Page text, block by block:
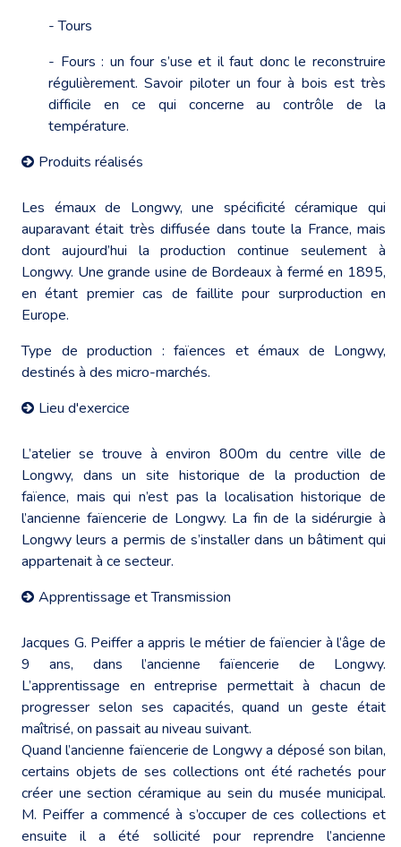
- Tours
- Fours : un four s’use et il faut donc le reconstruire
régulièrement. Savoir piloter un four à bois est très
difficile en ce qui concerne au contrôle de la
température.
Produits réalisés
Les émaux de Longwy, une spécificité céramique qui
auparavant était très diffusée dans toute la France, mais
dont aujourd’hui la production continue seulement à
Longwy. Une grande usine de Bordeaux à fermé en 1895,
en étant premier cas de faillite pour surproduction en
Europe.
Type de production : faïences et émaux de Longwy,
destinés à des micro-marchés.
Lieu d'exercice
L’atelier se trouve à environ 800m du centre ville de
Longwy, dans un site historique de la production de
faïence, mais qui n’est pas la localisation historique de
l’ancienne faïencerie de Longwy. La fin de la sidérurgie à
Longwy leurs a permis de s’installer dans un bâtiment qui
appartenait à ce secteur.
Apprentissage et Transmission
Jacques G. Peiffer a appris le métier de faïencier à l’âge de
9 ans, dans l’ancienne faïencerie de Longwy.
L’apprentissage en entreprise permettait à chacun de
progresser selon ses capacités, quand un geste était
maîtrisé, on passait au niveau suivant.
Quand l’ancienne faïencerie de Longwy a déposé son bilan,
certains objets de ses collections ont été rachetés pour
créer une section céramique au sein du musée municipal.
M. Peiffer a commencé à s’occuper de ces collections et
ensuite il a été sollicité pour reprendre l’ancienne